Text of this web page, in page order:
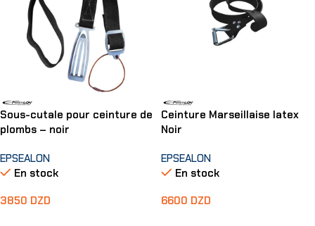
Sous-cutale pour ceinture de
plombs – noir
EPSEALON
En stock
3850 DZD
Ceinture Marseillaise latex
Noir
EPSEALON
En stock
6600 DZD